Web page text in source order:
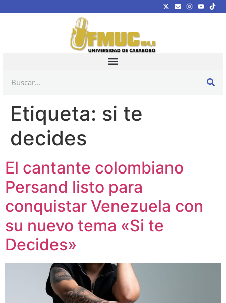
Etiqueta: si te
decides
El cantante colombiano
Persand listo para
conquistar Venezuela con
su nuevo tema «Si te
Decides»